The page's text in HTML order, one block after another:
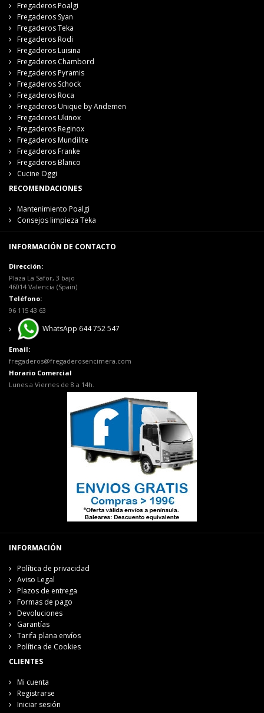
Fregaderos Poalgi
Fregaderos Syan
Fregaderos Teka
Fregaderos Rodi
Fregaderos Luisina
Fregaderos Chambord
Fregaderos Pyramis
Fregaderos Schock
Fregaderos Roca
Fregaderos Unique by Andemen
Fregaderos Ukinox
Fregaderos Reginox
Fregaderos Mundilite
Fregaderos Franke
Fregaderos Blanco
Cucine Oggi
RECOMENDACIONES
Mantenimiento Poalgi
Consejos limpieza Teka
INFORMACIÓN DE CONTACTO
Dirección:
Plaza La Safor, 3 bajo
46014 Valencia (Spain)
Teléfono:
96 115 43 63
WhatsApp 644 752 547
Email:
fregaderos@fregaderosencimera.com
Horario Comercial
Lunes a Viernes de 8 a 14h.
INFORMACIÓN
Política de privacidad
Aviso Legal
Plazos de entrega
Formas de pago
Devoluciones
Garantías
Tarifa plana envíos
Política de Cookies
CLIENTES
Mi cuenta
Registrarse
Iniciar sesión